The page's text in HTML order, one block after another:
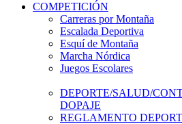
COMPETICIÓN
Carreras por Montaña
Escalada Deportiva
Esquí de Montaña
Marcha Nórdica
Juegos Escolares
DEPORTE/SALUD/
DOPAJE
REGLAMENTO